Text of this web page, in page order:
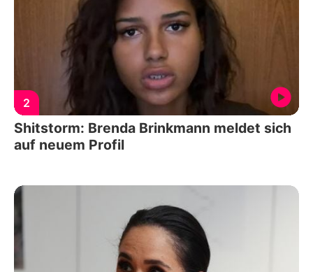
2
Shitstorm: Brenda Brinkmann meldet sich
auf neuem Profil